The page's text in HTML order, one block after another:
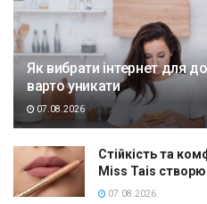
Як вибрати інтернет для
варто уникати
07.08.2026
Стійкість та
Miss Tais
07.08.2026